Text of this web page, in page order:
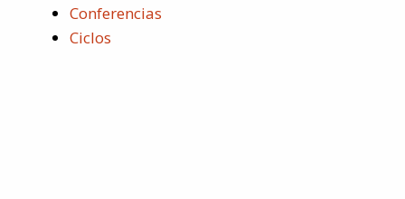
Conferencias
Ciclos